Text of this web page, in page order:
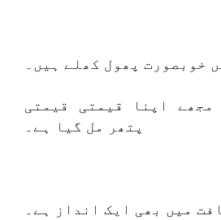
خوبصورت پھول کھلے ہیں۔
اپنا قیمتی قیمتی
پتھر مل گیا ہے۔
میں بھی ایک انداز ہے۔